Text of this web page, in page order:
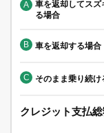
A
車を返却してスズ
る場合
B 車を返却する場合
C そのまま乗り続け
クレジット支払